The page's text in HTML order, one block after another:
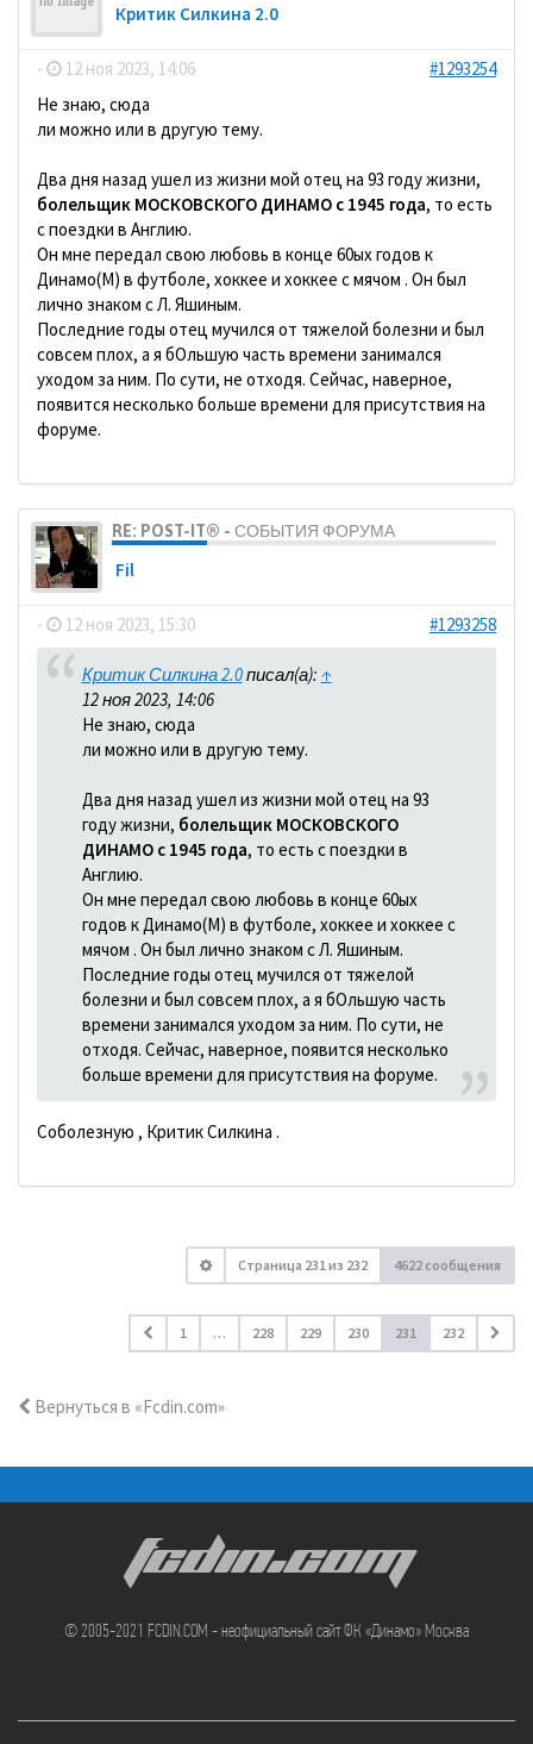
Критик Силкина 2.0
- 12 ноя 2023, 14:06
#1293254
Не знаю, сюда
ли можно или в другую тему.
Два дня назад ушел из жизни мой отец на 93 году жизни,
болельщик МОСКОВСКОГО ДИНАМО с 1945 года, то есть
с поездки в Англию.
Он мне передал свою любовь в конце 60ых годов к
Динамо(М) в футболе, хоккее и хоккее с мячом . Он был
лично знаком с Л. Яшиным.
Последние годы отец мучился от тяжелой болезни и был
совсем плох, а я бОльшую часть времени занимался
уходом за ним. По сути, не отходя. Сейчас, наверное,
появится несколько больше времени для присутствия на
форуме.
RE: POST-IT® - СОБЫТИЯ ФОРУМА
Fil
- 12 ноя 2023, 15:30 #1293258
Критик Силкина 2.0писал(а): ↑
12 ноя 2023, 14:06
Не знаю, сюда
ли можно или в другую тему.
Два дня назад ушел из жизни мой отец на 93
году жизни, болельщик МОСКОВСКОГО
ДИНАМО с 1945 года, то есть с поездки в
Англию.
Он мне передал свою любовь в конце 60ых
годов к Динамо(М) в футболе, хоккее и хоккее с
мячом . Он был лично знаком с Л. Яшиным.
Последние годы отец мучился от тяжелой
болезни и был совсем плох, а я бОльшую часть
времени занимался уходом за ним. По сути, не
отходя. Сейчас, наверное, появится несколько
больше времени для присутствия на форуме.
Соболезную , Критик Силкина .
Страница 231из 232 4622 сообщения
1 … 228 229 230 231 232
Вернуться в «Fcdin.com»
FCDIN.COM
© 2005-2021 FCDIN.COM - неофициальный сайт ФК «Динамо» Москва